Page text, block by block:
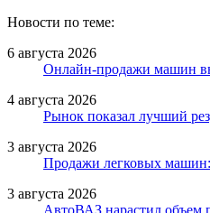
Новости по теме:
6 августа 2026
Онлайн-продажи машин
4 августа 2026
Рынок показал лучший
3 августа 2026
Продажи легковых машин:
3 августа 2026
АвтоВАЗ нарастил объем